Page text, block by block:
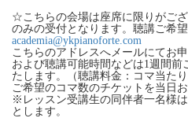
☆こちらの会場は座席に限りがご
のみの受付となります。聴講ご希
academia@ykpianoforte.com
こちらのアドレスへメールにてお
および聴講可能時間などは1週間前
たします。（聴講料金：コマ当たり
ご希望のコマ数のチケットを当日
※レッスン受講生の同伴者一名様
とします。